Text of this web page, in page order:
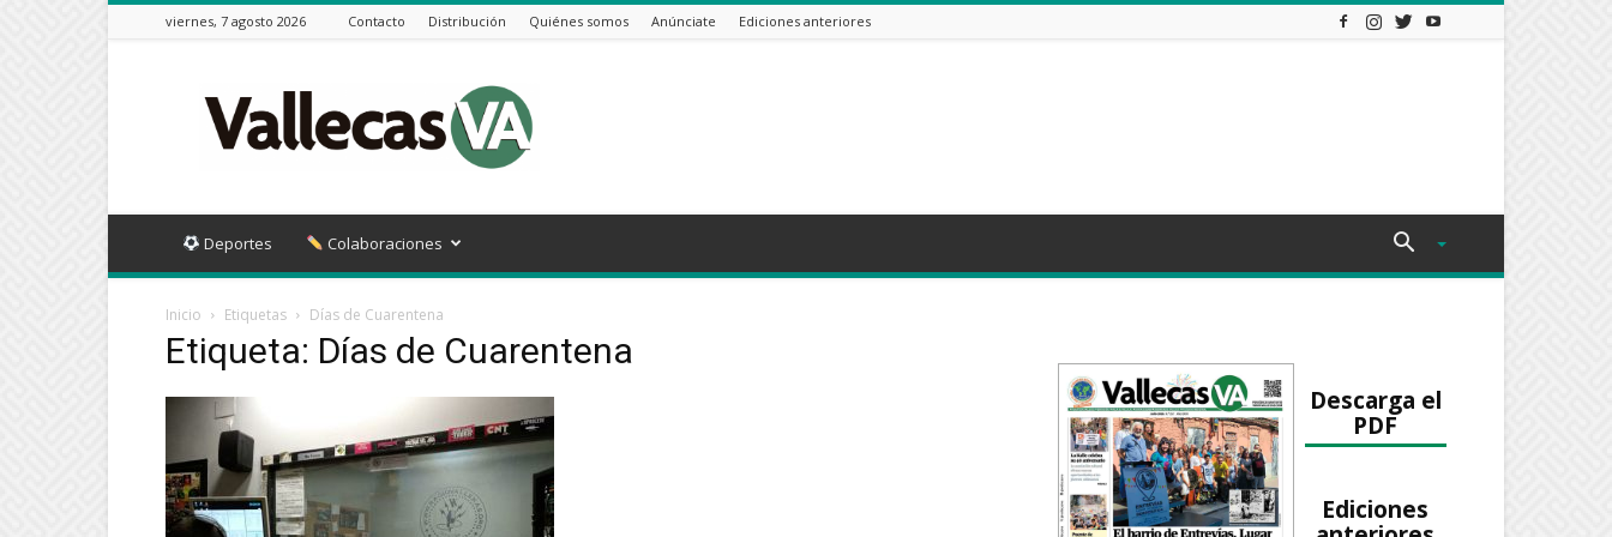
viernes, 7 agosto 2026 Contacto Distribución Quiénes somos Anúnciate Ediciones anteriores
VA
Deportes Colaboraciones
Inicio Etiquetas Días de Cuarentena
Etiqueta: Días de Cuarentena
Descarga el
PDF
Ediciones